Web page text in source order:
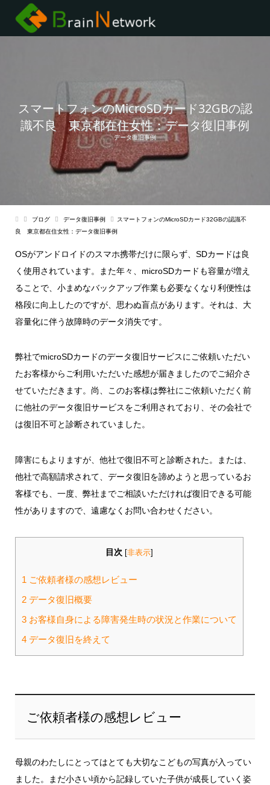
スマートフォンのMicroSDカード32GBの認
識不良 東京都在住女性：データ復旧事例
データ復旧事例
ブログ データ復旧事例
スマートフォンのMicroSDカード32GBの認識不
良 東京都在住女性：データ復旧事例
OSがアンドロイドのスマホ携帯だけに限らず、SDカードは良
く使用されています。また年々、microSDカードも容量が増え
ることで、小まめなバックアップ作業も必要なくなり利便性は
格段に向上したのですが、思わぬ盲点があります。それは、大
容量化に伴う故障時のデータ消失です。
弊社でmicroSDカードのデータ復旧サービスにご依頼いただい
たお客様からご利用いただいた感想が届きましたのでご紹介さ
せていただきます。尚、このお客様は弊社にご依頼いただく前
に他社のデータ復旧サービスをご利用されており、その会社で
は復旧不可と診断されていました。
障害にもよりますが、他社で復旧不可と診断された。または、
他社で高額請求されて、データ復旧を諦めようと思っているお
客様でも、一度、弊社までご相談いただければ復旧できる可能
性がありますので、遠慮なくお問い合わせください。
目次 非表示]
1 ご依頼者様の感想レビュー
2データ復旧概要
3お客様自身による障害発生時の状況と作業について
4データ復旧を終えて
ご依頼者様の感想レビュー
母親のわたしにとってはとても大切なこどもの写真が入ってい
ました。まだ小さい頃から記録していた子供が成長していく姿